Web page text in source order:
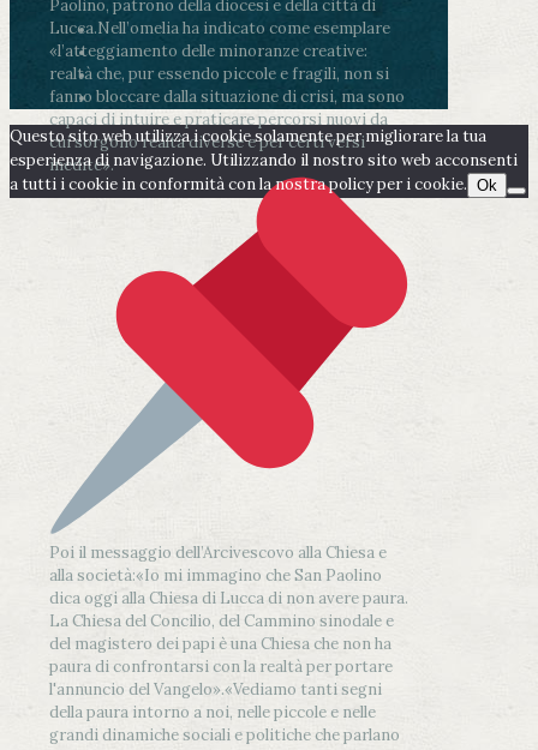
Paolino, patrono della diocesi e della città di
Lucca.Nell’omelia ha indicato come esemplare
«l’atteggiamento delle minoranze creative:
realtà che, pur essendo piccole e fragili, non si
fanno bloccare dalla situazione di crisi, ma sono
capaci di intuire e praticare percorsi nuovi da
cui sorgono realtà diverse e per certi versi
inedite».
Poi il messaggio dell’Arcivescovo alla Chiesa e
alla società:«Io mi immagino che San Paolino
dica oggi alla Chiesa di Lucca di non avere paura.
La Chiesa del Concilio, del Cammino sinodale e
del magistero dei papi è una Chiesa che non ha
paura di confrontarsi con la realtà per portare
l'annuncio del Vangelo».«Vediamo tanti segni
della paura intorno a noi, nelle piccole e nelle
grandi dinamiche sociali e politiche che parlano
Questo sito web utilizza i cookie solamente per migliorare la tua
esperienza di navigazione. Utilizzando il nostro sito web acconsenti
a tutti i cookie in conformità con la nostra policy per i cookie. Ok